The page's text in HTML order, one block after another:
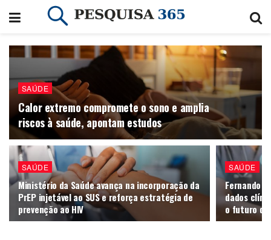
SAÚDE
Calor extremo compromete o sono e amplia
riscos à saúde, apontam estudos
SAÚDE
Ministério da Saúde avança na incorporação da
PrEP injetável ao SUS e reforça estratégia de
prevenção ao HIV
SAÚDE
Fernando
dados
o futuro da